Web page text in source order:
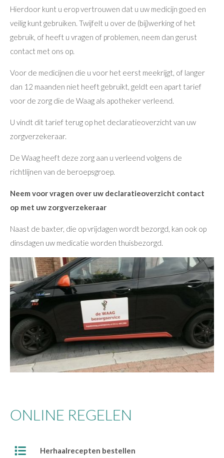
Hierdoor kunt u erop vertrouwen dat u uw medicijn goed en
veilig kunt gebruiken. Twijfelt u over de (bij)werking of het
gebruik, of heeft u vragen of problemen, neem dan gerust
contact met ons op.
Voor de medicijnen die u voor het eerst meekrijgt, of langer
dan 12 maanden niet heeft gebruikt, geldt een apart tarief
voor de zorg die de Waag als apotheker verleend.
U vindt dit tarief terug op het declaratieoverzicht van uw
zorgverzekeraar.
De Waag heeft deze zorg aan u verleend volgens de
richtlijnen van de beroepsgroep.
Neem voor vragen over uw declaratieoverzicht contact
op met uw zorgverzekeraar
Naast de baxter, die op vrijdagen wordt bezorgd, kan ook op
dinsdagen uw medicatie worden thuisbezorgd.
ONLINE REGELEN
Herhaalrecepten bestellen